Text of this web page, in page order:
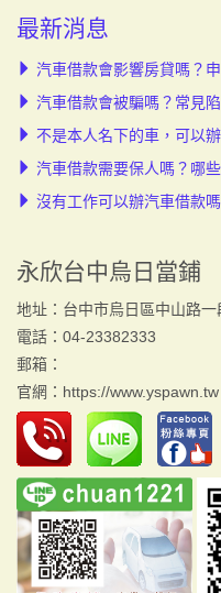
最新消息
汽車借款會影響房貸嗎？
汽車借款會被騙嗎？常見
不是本人名下的車，可以
汽車借款需要保人嗎？哪
沒有工作可以辦汽車借款
永欣台中烏日當鋪
地址：台中市烏日區中山路
電話：04-23382333
郵箱：
官網： https://www.yspawn.tw